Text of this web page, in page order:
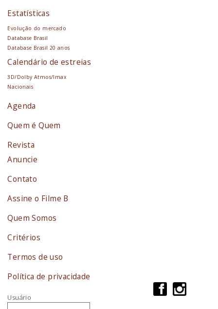
Estatísticas
Evolução do mercado
Database Brasil
Database Brasil 20 anos
Calendário de estreias
3D/Dolby Atmos/Imax
Nacionais
Agenda
Quem é Quem
Revista
Anuncie
Contato
Assine o Filme B
Quem Somos
Critérios
Termos de uso
Política de privacidade
Usuário